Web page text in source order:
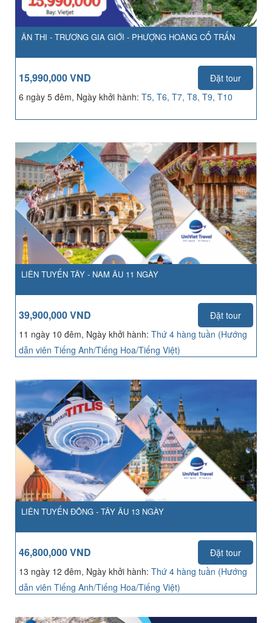
ÂN THI - TRƯƠNG GIA GIỚI - PHƯỢNG HOÀNG CỔ TRẤN
15,990,000 VND
Đặt tour
6 ngày 5 đêm, Ngày khởi hành: T5, T6, T7, T8, T9, T10
LIÊN TUYẾN TÂY - NAM ÂU 11 NGÀY
39,900,000 VND
Đặt tour
11 ngày 10 đêm, Ngày khởi hành: Thứ 4 hàng tuần (Hướng
dẫn viên Tiếng Anh/Tiếng Hoa/Tiếng Việt)
LIÊN TUYẾN ĐÔNG - TÂY ÂU 13 NGÀY
46,800,000 VND
Đặt tour
13 ngày 12 đêm, Ngày khởi hành: Thứ 4 hàng tuần (Hướng
dẫn viên Tiếng Anh/Tiếng Hoa/Tiếng Việt)